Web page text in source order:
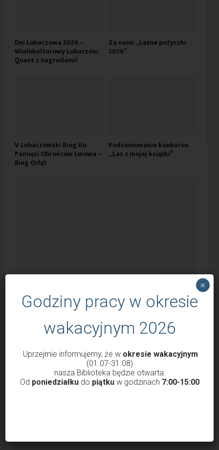
Dni Lubaczowa 2026 –
Wielokulturowy Lubaczów,
Quest z nagrodami!
Za nami „Leśne potyczki
2026”
V Lubaczowski Bieg Ku
Pamięci Obrońców Lwowa –
Bieg Orląt
Podsumowanie konkursu
„Las z mojej książki”
Spotkanie autorskie z miłośnikami
Roztocza – Patrycją Maczyńską i
Grzegorzem Ciećką oraz...
W środę (18 marca) w Oddziale dla Dzieci odbyło się
spotkanie łączące miłość do literatury...
Godziny pracy w okresie
wakacyjnym 2026
Uprzejmie informujemy, że w okresie wakacyjnym
(01.07-31.08)
nasza Biblioteka będzie otwarta:
Od poniedziałkudo piątkuw godzinach 7:00-15:00
×